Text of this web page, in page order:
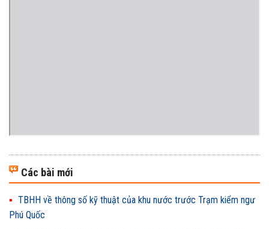
Các bài mới
TBHH về thông số kỹ thuật của khu nước trước Trạm kiểm ngư
Phú Quốc